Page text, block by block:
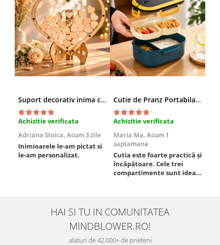
Suport decorativ inima cu mesaje, Cadou cu suflet
Achizitie verificata
Adriana Stoica, Acum 3 zile
Inimioarele le-am pictat si
le-am personalizat.
Cutie de Pranz Portabila cu Compartimente
Achizitie verificata
Maria Ma, Acum 1
saptamana
Cutia este foarte practică și
încăpătoare. Cele trei
compartimente sunt ideale
este sigură, fără scurgeri. O
folosesc aproape zilnic la
serviciu și sunt foarte
mulțumită.
HAI SI TU IN COMUNITATEA
MINDBLOWER.RO!
alaturi de 42.000+ de prieteni